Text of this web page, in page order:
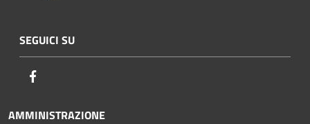
SEGUICI SU
AMMINISTRAZIONE